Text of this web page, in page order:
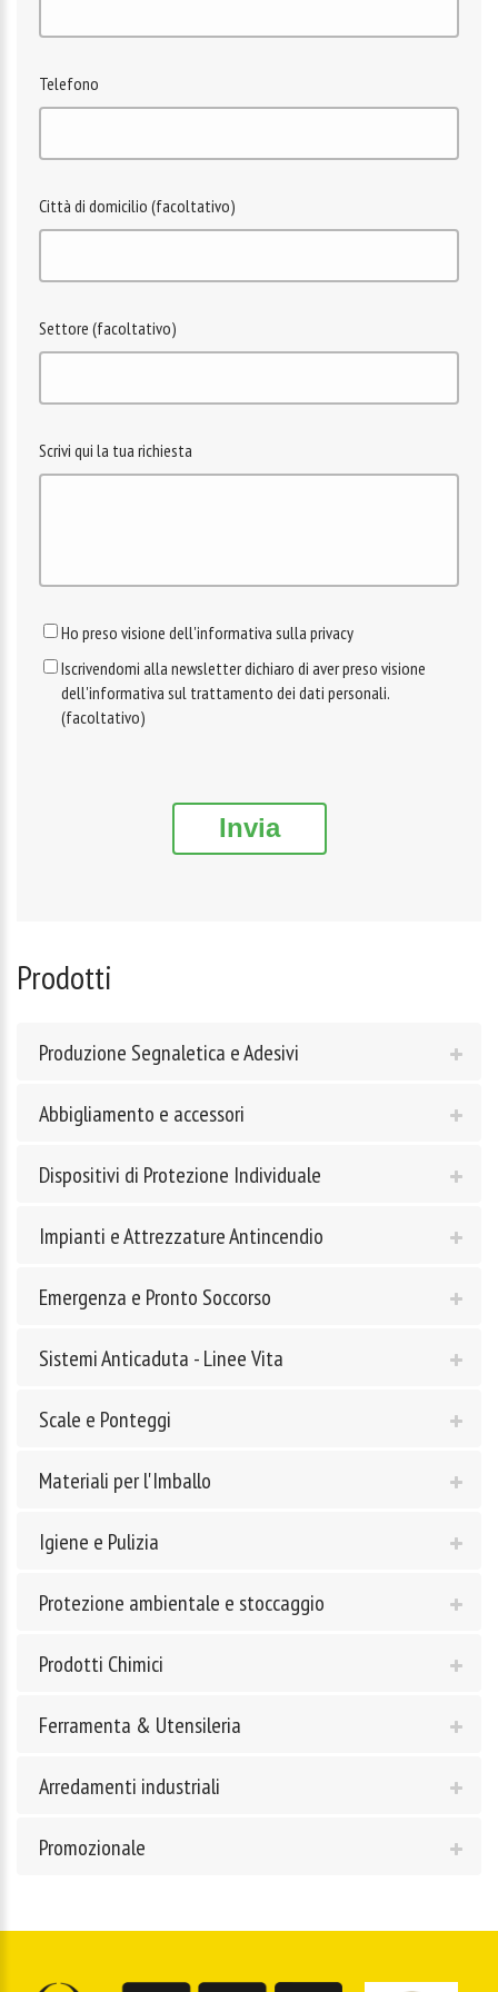
Telefono
Città di domicilio (facoltativo)
Settore (facoltativo)
Scrivi qui la tua richiesta
Ho preso visione dell'informativa sulla privacy
Iscrivendomi alla newsletter dichiaro di aver preso visione
dell'informativa sul trattamento dei dati personali.
(facoltativo)
Invia
Prodotti
Produzione Segnaletica e Adesivi
Abbigliamento e accessori
Dispositivi di Protezione Individuale
Impianti e Attrezzature Antincendio
Emergenza e Pronto Soccorso
Sistemi Anticaduta - Linee Vita
Scale e Ponteggi
Materiali per l'Imballo
Igiene e Pulizia
Protezione ambientale e stoccaggio
Prodotti Chimici
Ferramenta & Utensileria
Arredamenti industriali
Promozionale